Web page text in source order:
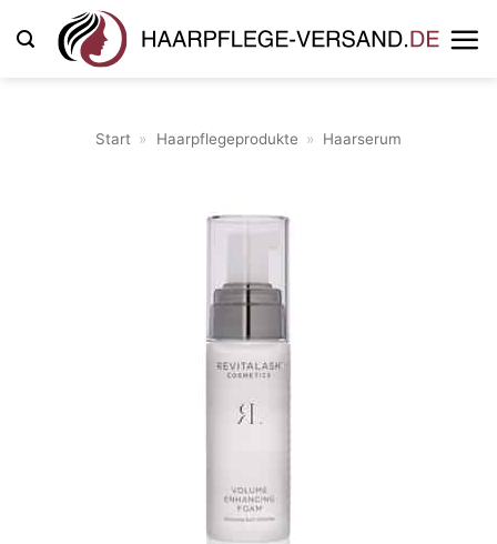
Inhalt
Start » Haarpflegeprodukte » Haarserum